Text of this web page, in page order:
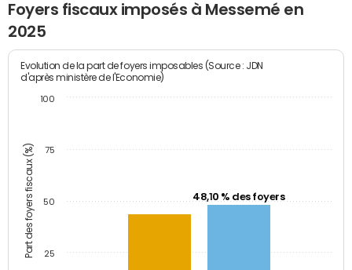
Foyers fiscaux imposés à Messemé en
2025
Part des foyers fiscaux (%)
Evolution de la part de foyers imposables (Source : JDN
d'après ministère de l'Economie)
48,10 % des foyers
25
50
75
100